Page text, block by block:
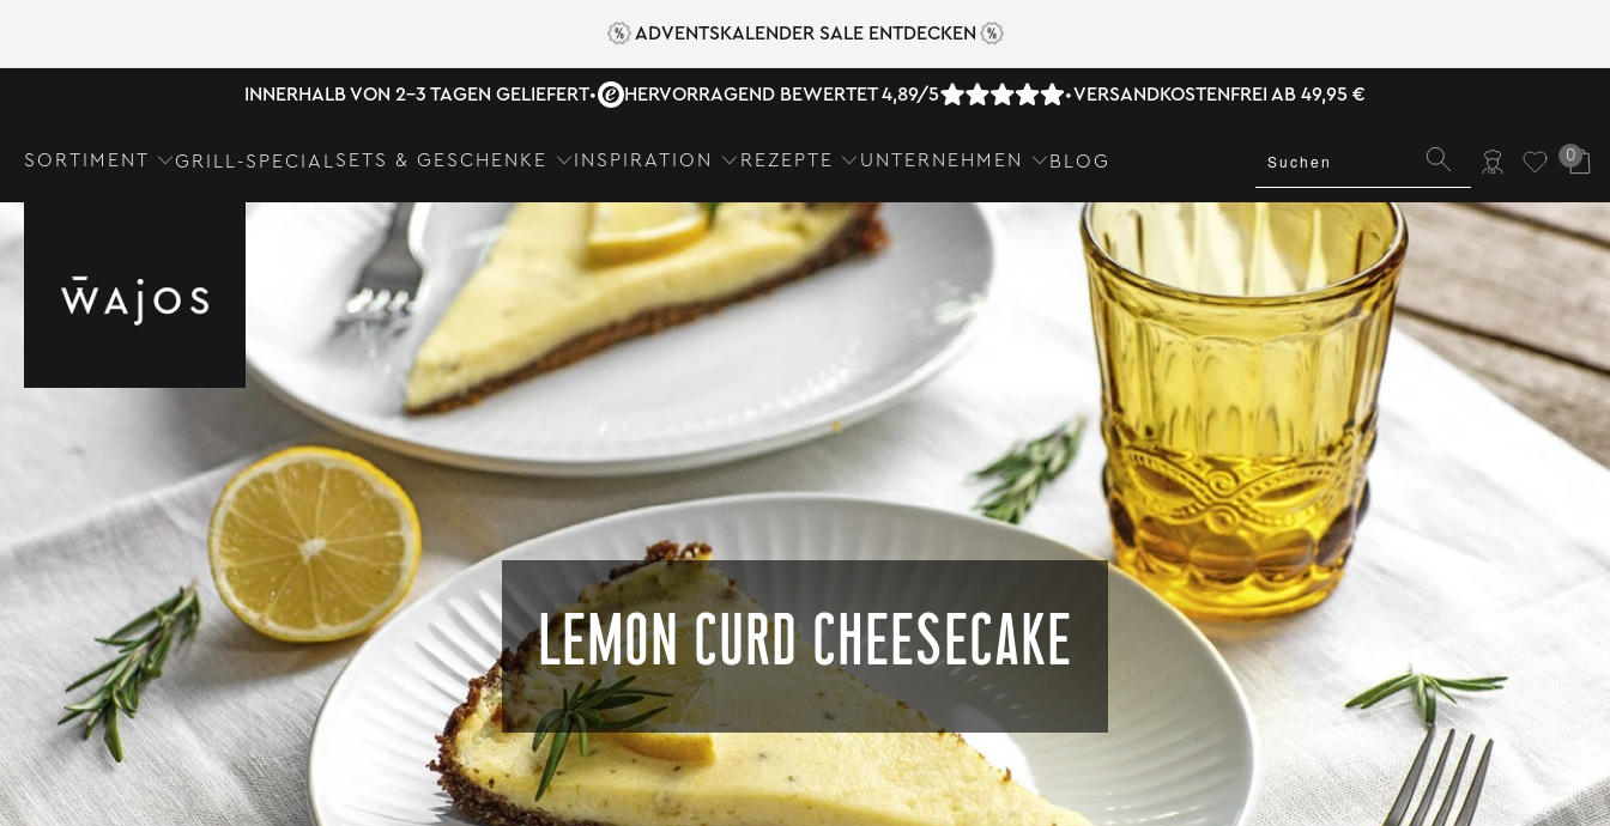
ADVENTSKALENDER SALE ENTDECKEN
INNERHALB VON 2-3 TAGEN GELIEFERT• HERVORRAGEND BEWERTET 4,89/5 •VERSANDKOSTENFREI AB 49,95 €
SORTIMENT GRILL-SPECIAL SETS & GESCHENKE INSPIRATION REZEPTE UNTERNEHMEN BLOG 0
LEMON CURD CHEESECAKE